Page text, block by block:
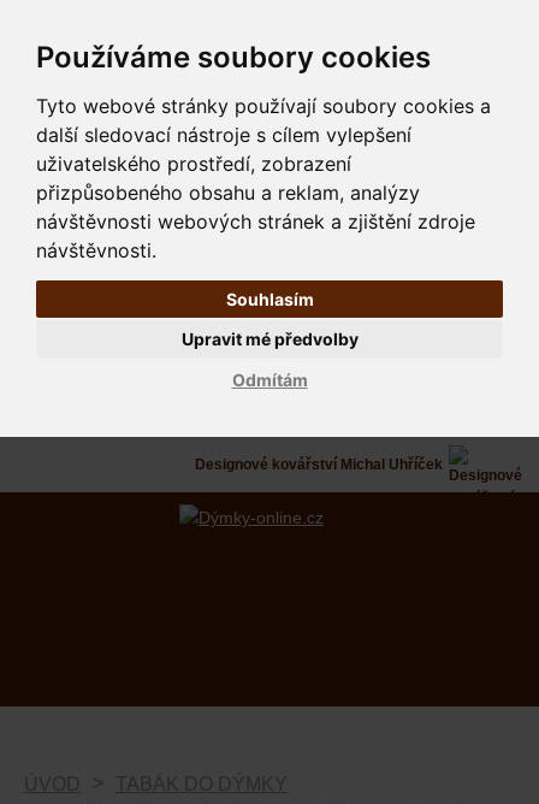
Používáme soubory cookies
Tyto webové stránky používají soubory cookies a
další sledovací nástroje s cílem vylepšení
uživatelského prostředí, zobrazení
přizpůsobeného obsahu a reklam, analýzy
návštěvnosti webových stránek a zjištění zdroje
návštěvnosti.
Souhlasím
Odmítám
Upravit mé předvolby
Designové kovářství Michal Uhříček
ÚVOD
TABÁK DO DÝMKY